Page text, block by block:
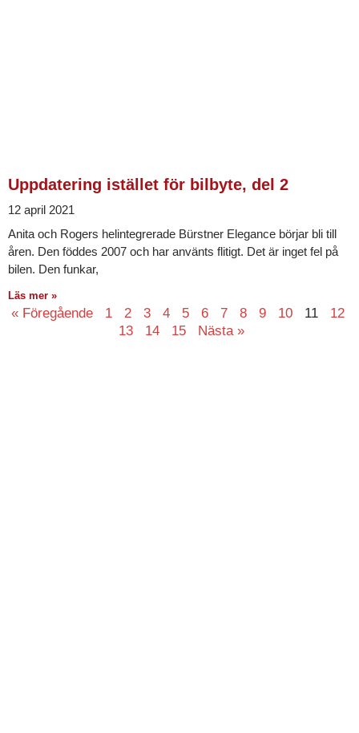
Uppdatering istället för bilbyte, del 2
12 april 2021
Anita och Rogers helintegrerade Bürstner Elegance börjar bli till
åren. Den föddes 2007 och har använts flitigt. Det är inget fel på
bilen. Den funkar,
Läs mer »
« Föregående 1 2 3 4 5 6 7 8 9 10 11
12
13
14 15 Nästa »